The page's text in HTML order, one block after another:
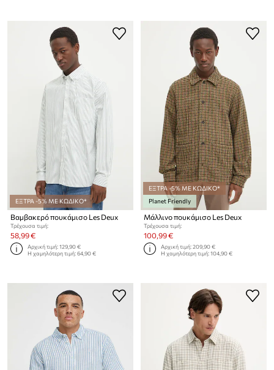
ΕΞΤΡΑ -5% ΜΕ ΚΩΔΙΚΟ*
Βαμβακερό πουκάμισο Les Deux
Τρέχουσα τιμή:
58,99 €
Αρχική τιμή:129,90 €
Η χαμηλότερη τιμή:64,90 €
ΕΞΤΡΑ -5% ΜΕ ΚΩΔΙΚΟ*
Planet Friendly
Μάλλινο πουκάμισο Les Deux
Τρέχουσα τιμή:
100,99 €
Αρχική τιμή:209,90 €
Η χαμηλότερη τιμή:104,90 €